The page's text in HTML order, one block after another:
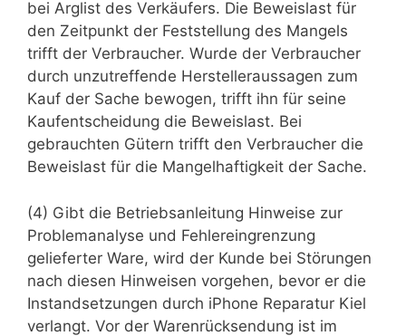
bei Arglist des Verkäufers. Die Beweislast für
den Zeitpunkt der Feststellung des Mangels
trifft der Verbraucher. Wurde der Verbraucher
durch unzutreffende Herstelleraussagen zum
Kauf der Sache bewogen, trifft ihn für seine
Kaufentscheidung die Beweislast. Bei
gebrauchten Gütern trifft den Verbraucher die
Beweislast für die Mangelhaftigkeit der Sache.
(4) Gibt die Betriebsanleitung Hinweise zur
Problemanalyse und Fehlereingrenzung
gelieferter Ware, wird der Kunde bei Störungen
nach diesen Hinweisen vorgehen, bevor er die
Instandsetzungen durch iPhone Reparatur Kiel
verlangt. Vor der Warenrücksendung ist im